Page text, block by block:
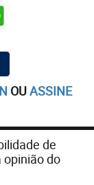
selar um
para seus
OUASSINE
de
opinião do